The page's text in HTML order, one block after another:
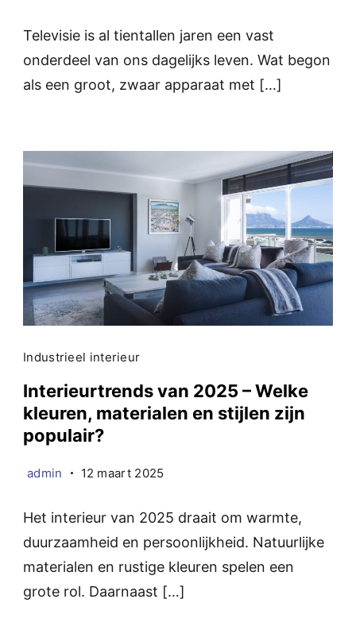
Televisie is al tientallen jaren een vast
onderdeel van ons dagelijks leven. Wat begon
als een groot, zwaar apparaat met […]
Industrieel interieur
Interieurtrends van 2025 – Welke
kleuren, materialen en stijlen zijn
populair?
admin 12 maart 2025
Het interieur van 2025 draait om warmte,
duurzaamheid en persoonlijkheid. Natuurlijke
materialen en rustige kleuren spelen een
grote rol. Daarnaast […]